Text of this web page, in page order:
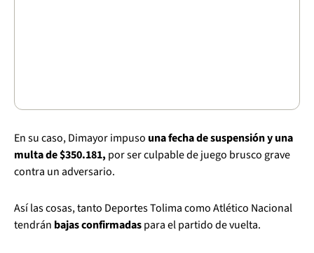
En su caso, Dimayor impuso una fecha de suspensión y una
multa de $350.181, por ser culpable de juego brusco grave
contra un adversario.
Así las cosas, tanto Deportes Tolima como Atlético Nacional
tendrán bajas confirmadaspara el partido de vuelta.